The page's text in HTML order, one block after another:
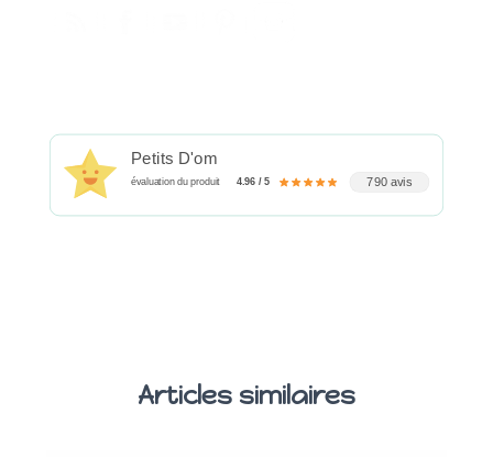
Petits D'om
évaluation du produit 4.96 / 5 790 avis
Articles similaires